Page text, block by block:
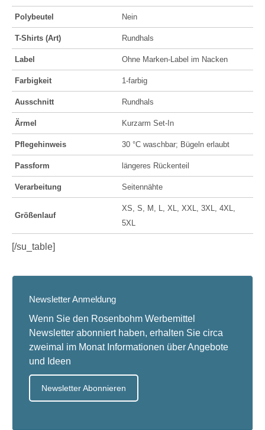
Polybeutel Nein
T-Shirts (Art) Rundhals
Label Ohne Marken-Label im Nacken
Farbigkeit 1-farbig
Ausschnitt Rundhals
Ärmel Kurzarm Set-In
Pflegehinweis 30 °C waschbar; Bügeln erlaubt
Passform längeres Rückenteil
Verarbeitung Seitennähte
Größenlauf
XS, S, M, L, XL, XXL, 3XL, 4XL,
5XL
[/su_table]
Newsletter Anmeldung
Wenn Sie den Rosenbohm Werbemittel
Newsletter abonniert haben, erhalten Sie circa
zweimal im Monat Informationen über Angebote
und Ideen
Newsletter Abonnieren